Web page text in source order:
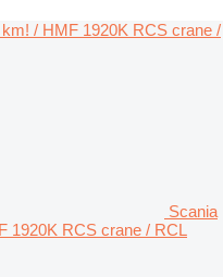
Scania
1920K RCS crane / RCL